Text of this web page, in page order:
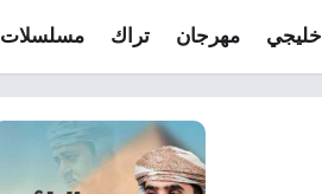
خليجي مهرجان تراك مسلسلات